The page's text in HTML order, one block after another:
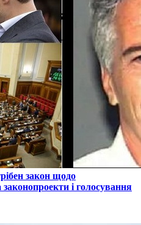
закон щодо
законопроекти і голосування